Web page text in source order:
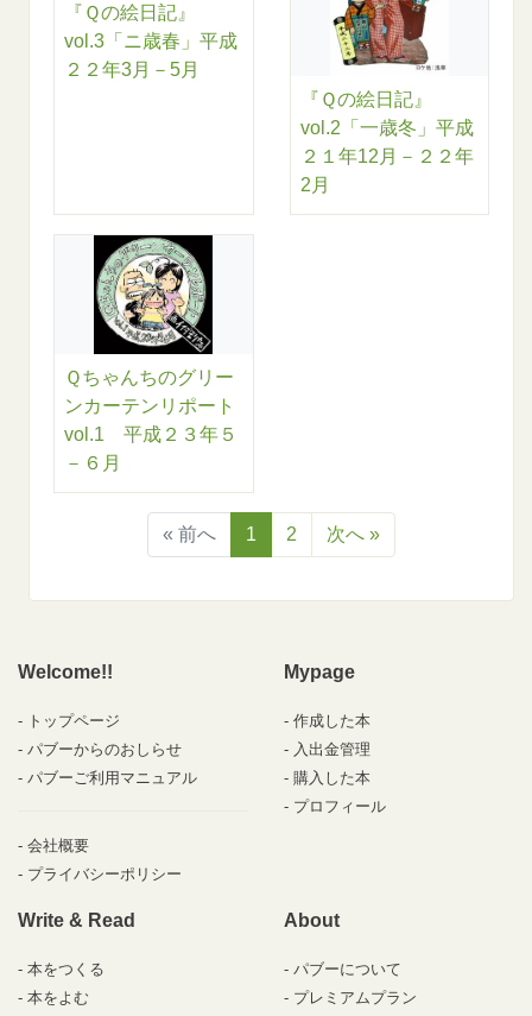
『Ｑの絵日記』
vol.3「ニ歳春」平成
２２年3月－5月
『Ｑの絵日記』
vol.2「一歳冬」平成
２１年12月－２２年
2月
Ｑちゃんちのグリー
ンカーテンリポート
vol.1 平成２３年５
－６月
« 前へ 1 2 次へ »
Welcome!!
トップページ
パブーからのおしらせ
パブーご利用マニュアル
会社概要
プライバシーポリシー
Mypage
作成した本
入出金管理
購入した本
プロフィール
Write & Read
本をつくる
本をよむ
About
パブーについて
プレミアムプラン